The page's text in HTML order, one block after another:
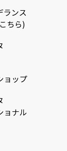
ランス
ちら)
ョップ
ョナル